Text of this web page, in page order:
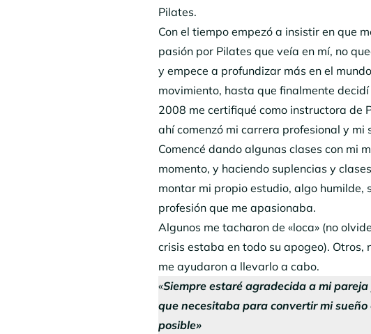
Pilates.
Con el tiempo empezó a insistir en que
pasión por Pilates que veía en mí, no
y empece a profundizar más en el
movimiento, hasta que finalmente
2008 me certifiqué como instructora de
ahí comenzó mi carrera profesional y mi
Comencé dando algunas clases con mi
momento, y haciendo suplencias y
montar mi propio estudio, algo humilde,
profesión que me apasionaba.
Algunos me tacharon de «loca» (no
crisis estaba en todo su apogeo). Otros,
me ayudaron a llevarlo a cabo.
«Siempre estaré agradecida a mi
que necesitaba para convertir mi
posible»